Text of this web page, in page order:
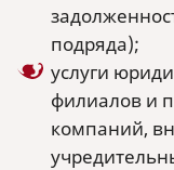
подряда);
услуги
филиалов и
компаний,